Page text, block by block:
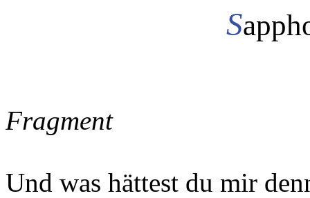
S
Fragment
Und was hättest du mir